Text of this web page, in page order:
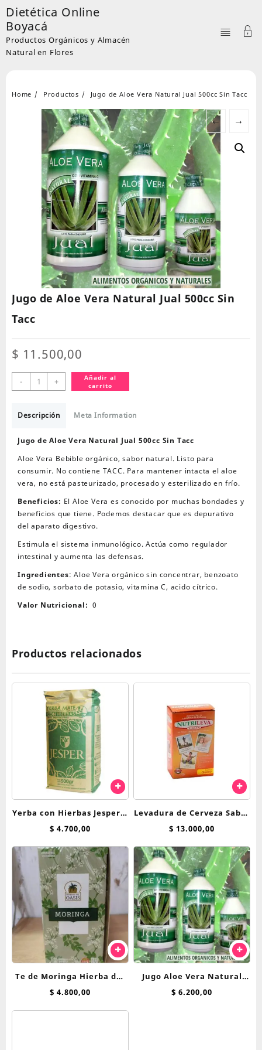
Skip
to
content
Dietética Online
Boyacá
Productos Orgánicos y Almacén
Natural en Flores
Home Productos Jugo de Aloe Vera Natural Jual 500cc Sin Tacc
← →
Jugo de Aloe Vera Natural Jual 500cc Sin
Tacc
$ 11.500,00
-
Jugo
de
Vera
Jual
Sin
Tacc
cantidad
+
Añadir al
carrito
Descripción Meta Information
Jugo de Aloe Vera Natural Jual 500cc Sin Tacc
Aloe Vera Bebible orgánico, sabor natural. Listo para
consumir. No contiene TACC. Para mantener intacta el aloe
vera, no está pasteurizado, procesado y esterilizado en frío.
Beneficios: El Aloe Vera es conocido por muchas bondades y
beneficios que tiene. Podemos destacar que es depurativo
del aparato digestivo.
Estimula el sistema inmunológico. Actúa como regulador
intestinal y aumenta las defensas.
Ingredientes: Aloe Vera orgánico sin concentrar, benzoato
de sodio, sorbato de potasio, vitamina C, acido cítrico.
Valor Nutricional: 0
Productos relacionados
Yerba con Hierbas Jesper x
500 g Menta, Peperina y
$ 4.700,00
Levadura de Cerveza Sabor
Queso Calsa Virgen x 200 g
$ 13.000,00
Te de Moringa Hierba del
Oasis saquitos
$ 4.800,00
Jugo Aloe Vera Natural
Jual x 250 cc
$ 6.200,00